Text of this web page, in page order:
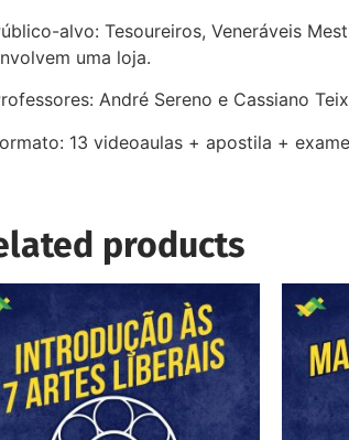
alvo: Tesoureiros, Veneráveis
uma loja.
André Sereno e Cassiano
13 videoaulas + apostila +
products